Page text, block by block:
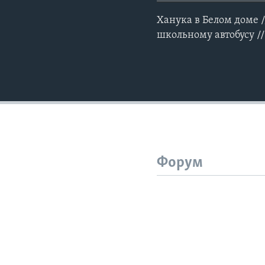
Ханука в Белом доме
школьному автобусу
Форум